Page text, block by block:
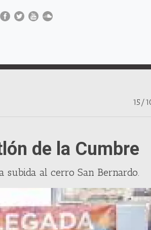
15/
de la Cumbre
subida al cerro San Bernardo.